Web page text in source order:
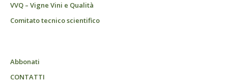
VVQ – Vigne Vini e Qualità
Comitato tecnico scientifico
Abbonati
CONTATTI